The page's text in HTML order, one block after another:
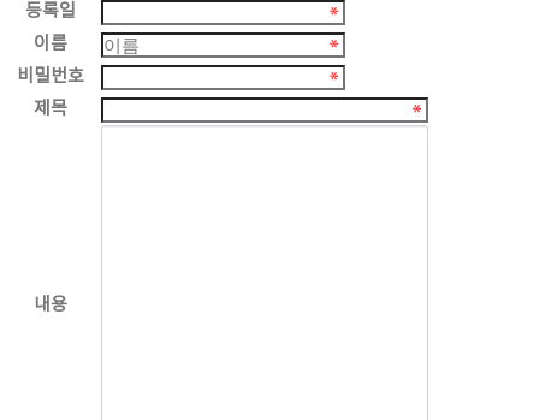
등록일
이름
비밀번호
제목
내용